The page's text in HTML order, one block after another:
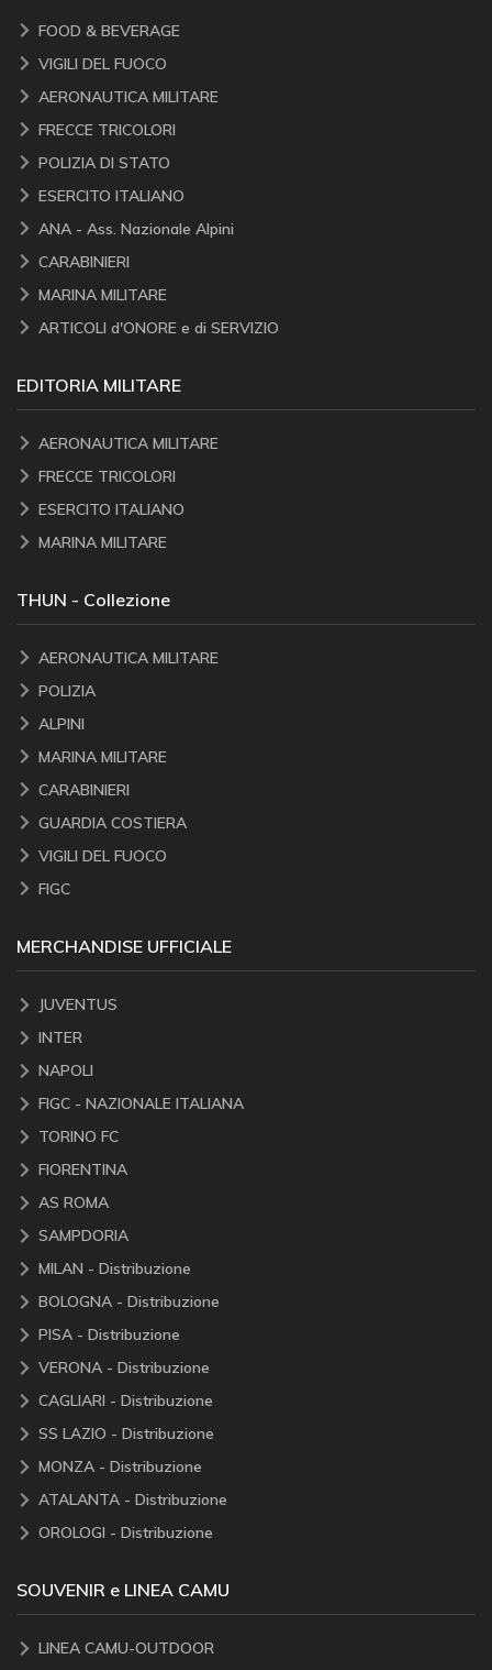
FOOD & BEVERAGE
VIGILI DEL FUOCO
AERONAUTICA MILITARE
FRECCE TRICOLORI
POLIZIA DI STATO
ESERCITO ITALIANO
ANA - Ass. Nazionale Alpini
CARABINIERI
MARINA MILITARE
ARTICOLI d'ONORE e di SERVIZIO
EDITORIA MILITARE
AERONAUTICA MILITARE
FRECCE TRICOLORI
ESERCITO ITALIANO
MARINA MILITARE
THUN - Collezione
AERONAUTICA MILITARE
POLIZIA
ALPINI
MARINA MILITARE
CARABINIERI
GUARDIA COSTIERA
VIGILI DEL FUOCO
FIGC
MERCHANDISE UFFICIALE
JUVENTUS
INTER
NAPOLI
FIGC - NAZIONALE ITALIANA
TORINO FC
FIORENTINA
AS ROMA
SAMPDORIA
MILAN - Distribuzione
BOLOGNA - Distribuzione
PISA - Distribuzione
VERONA - Distribuzione
CAGLIARI - Distribuzione
SS LAZIO - Distribuzione
MONZA - Distribuzione
ATALANTA - Distribuzione
OROLOGI - Distribuzione
SOUVENIR e LINEA CAMU
LINEA CAMU-OUTDOOR